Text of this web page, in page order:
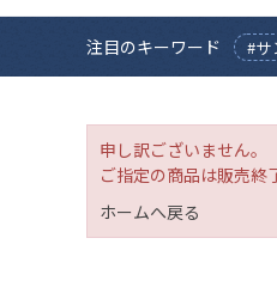
注目のキーワード #サ
申し訳ございません。
ご指定の商品は販売終
ホームへ戻る